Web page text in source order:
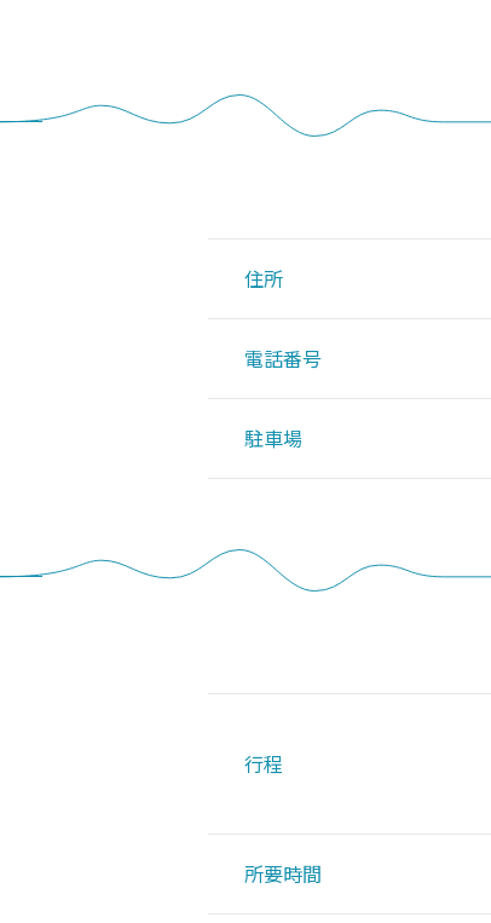
住所
電話番号
駐車場
行程
所要時間